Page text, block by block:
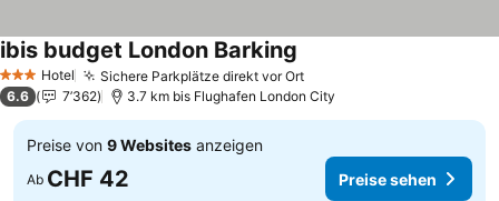
3 SterneHotel Sichere Parkplätze direkt vor OrtPreise sehen
ibis budget London Barking
6.6 7’362 3.7 km bis Flughafen London City
Preise von 9 Websites anzeigen
Ab CHF 42 Preise sehen